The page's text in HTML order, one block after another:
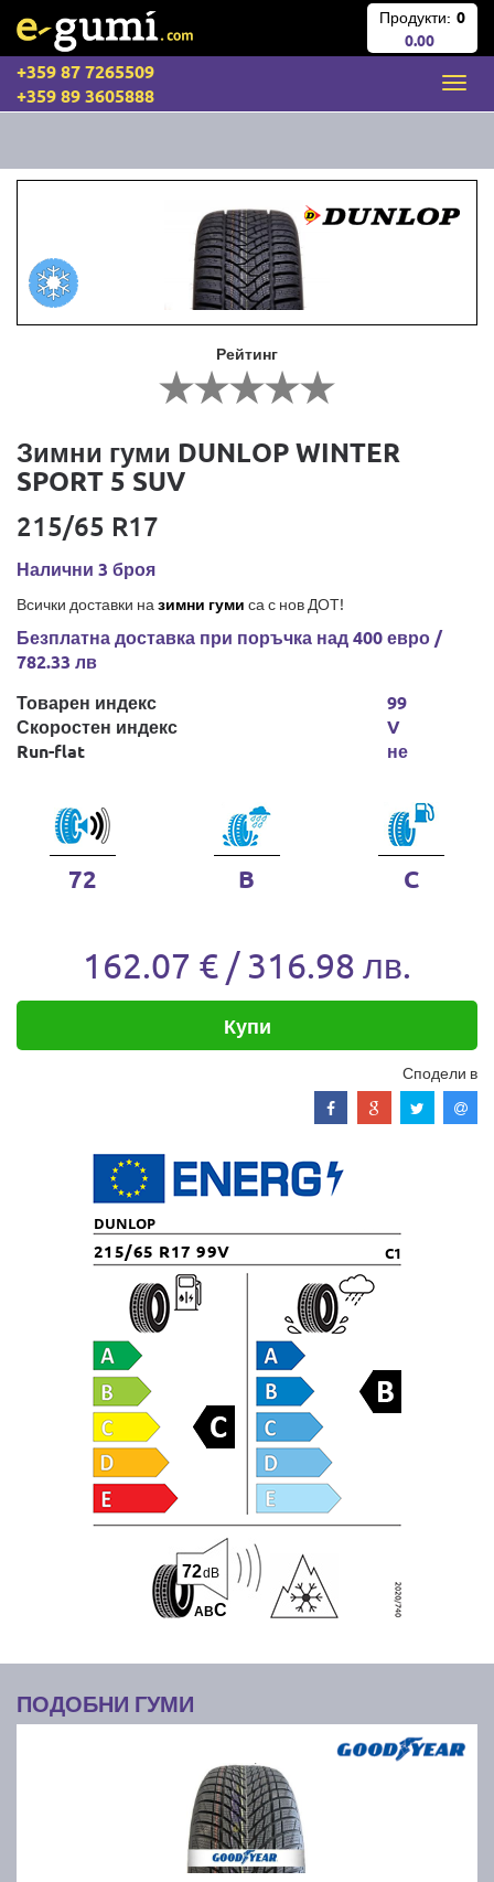
Продукти: 0
0.00
+359 87 7265509
+359 89 3605888
Рейтинг
Зимни гуми DUNLOP WINTER
SPORT 5 SUV
215/65 R17
Налични 3 броя
Всички доставки на зимни гуми са с нов ДОТ!
Безплатна доставка при поръчка над 400 евро /
782.33 лв
Товарен индекс
Скоростен индекс
Run-flat
99
V
не
72 B C
162.07 € / 316.98 лв.
Купи
Сподели в
DUNLOP
215/65 R17 99V C1
ABC
72dB
ПОДОБНИ ГУМИ